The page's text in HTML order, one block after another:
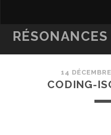
RÉSONANCES
14
CODING-